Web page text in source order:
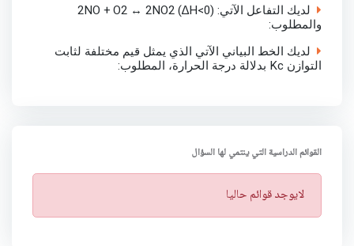
لديك التفاعل الآتي: 2NO + O2 ↔ 2NO2 (∆H<0)
والمطلوب:
لديك الخط البياني الآتي الذي يمثل قيم مختلفة لثابت
التوازن Kc بدلالة درجة الحرارة، المطلوب:
القوائم الدراسية التي ينتمي لها السؤال
ت
ن
لايوجد قوائم حاليا